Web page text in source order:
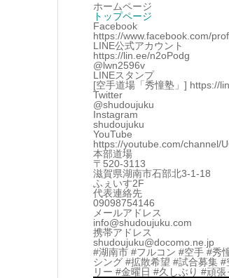
ホームページ
トップページ
Facebook
https://www.facebook.com/
LINE公式アカウント
https://lin.ee/n2oPodg
@lwn2596v
LINEスタンプ
[空手道場「秀憧塾」] https://
Twitter
@shudoujuku
Instagram
shudoujuku
YouTube
https://youtube.com/channel/
本部道場
〒520-3113
滋賀県湖南市石部北3-1-18
ふぇいす2F
代表連絡先
09098754146
メールアドレス
info@shudoujuku.com
携帯アドレス
shudoujuku@docomo.ne.jp
#湖南市 #フルコン #空手 #秀
シング #拡散希望 #試合募集
リー #金曜日 #久しぶり #頑